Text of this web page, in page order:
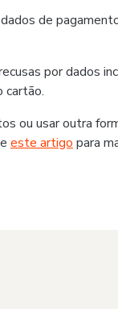
de
por dados
cartão.
ou usar outra
este artigo para